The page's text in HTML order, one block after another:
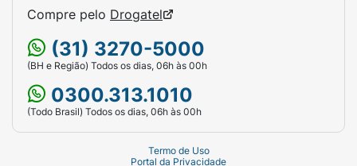
Compre pelo Drogatel
(31) 3270-5000
(BH e Região) Todos os dias, 06h às 00h
0300.313.1010
(Todo Brasil) Todos os dias, 06h às 00h
Termo de Uso
Portal da Privacidade